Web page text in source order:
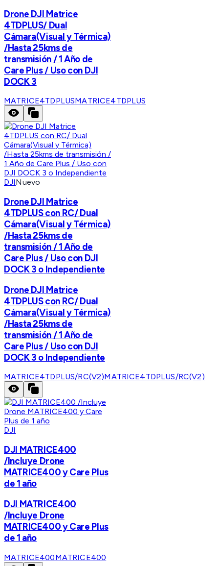
Drone DJI Matrice
4TDPLUS/ Dual
Cámara(Visual y Térmica)
/Hasta 25kms de
transmisión / 1 Año de
Care Plus / Uso con DJI
DOCK 3
MATRICE4TDPLUSMATRICE4TDPLUS
DJINuevo
Drone DJI Matrice
4TDPLUS con RC/ Dual
Cámara(Visual y Térmica)
/Hasta 25kms de
transmisión / 1 Año de
Care Plus / Uso con DJI
DOCK 3 o Independiente
Drone DJI Matrice
4TDPLUS con RC/ Dual
Cámara(Visual y Térmica)
/Hasta 25kms de
transmisión / 1 Año de
Care Plus / Uso con DJI
DOCK 3 o Independiente
MATRICE4TDPLUS/RC(V2)MATRICE4TDPLUS/RC(V2)
DJI
DJI MATRICE400
/Incluye Drone
MATRICE400 y Care Plus
de 1 año
DJI MATRICE400
/Incluye Drone
MATRICE400 y Care Plus
de 1 año
MATRICE400MATRICE400